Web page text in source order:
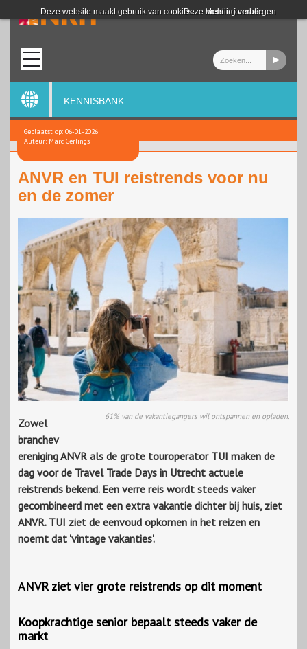
Deze website maakt gebruik van cookies. Meer informatie
Deze melding verbergen
Login
KENNISBANK
Geplaatst op: 06-01-2026
Auteur: Marc Gerlings
ANVR en TUI reistrends voor nu
en de zomer
61% van de vakantiegangers wil ontspannen en opladen.
Zowel
branchev
ereniging ANVR als de grote touroperator TUI maken de
dag voor de Travel Trade Days in Utrecht actuele
reistrends bekend. Een verre reis wordt steeds vaker
gecombineerd met een extra vakantie dichter bij huis, ziet
ANVR. TUI ziet de eenvoud opkomen in het reizen en
noemt dat 'vintage vakanties'.
ANVR ziet vier grote reistrends op dit moment
Koopkrachtige senior bepaalt steeds vaker de
markt